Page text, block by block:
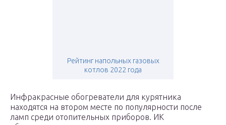
Рейтинг напольных газовых
котлов 2022 года
Инфракрасные обогреватели для курятника
находятся на втором месте по популярности после
ламп среди отопительных приборов. ИК